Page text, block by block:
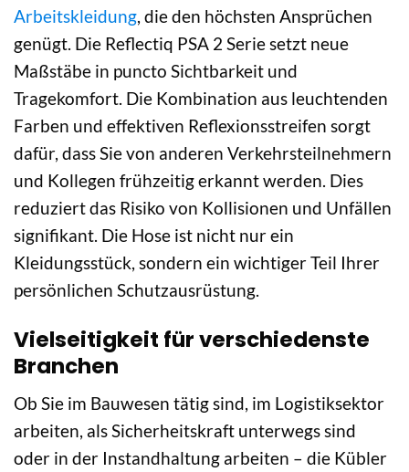
Arbeitskleidung, die den höchsten Ansprüchen
genügt. Die Reflectiq PSA 2 Serie setzt neue
Maßstäbe in puncto Sichtbarkeit und
Tragekomfort. Die Kombination aus leuchtenden
Farben und effektiven Reflexionsstreifen sorgt
dafür, dass Sie von anderen Verkehrsteilnehmern
und Kollegen frühzeitig erkannt werden. Dies
reduziert das Risiko von Kollisionen und Unfällen
signifikant. Die Hose ist nicht nur ein
Kleidungsstück, sondern ein wichtiger Teil Ihrer
persönlichen Schutzausrüstung.
Vielseitigkeit für verschiedenste
Branchen
Ob Sie im Bauwesen tätig sind, im Logistiksektor
arbeiten, als Sicherheitskraft unterwegs sind
oder in der Instandhaltung arbeiten – die Kübler